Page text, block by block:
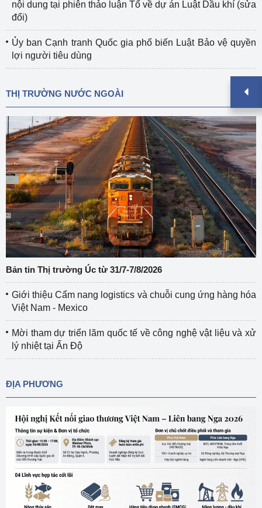
nội dung tại phiên thảo luận Tổ về dự án Luật Dầu khí (sửa
đổi)
Ủy ban Cạnh tranh Quốc gia phổ biến Luật Bảo vệ quyền
lợi người tiêu dùng
THỊ TRƯỜNG NƯỚC NGOÀI
Bản tin Thị trường Úc từ 31/7-7/8/2026
Giới thiệu Cẩm nang logistics và chuỗi cung ứng hàng hóa
Việt Nam - Mexico
Mời tham dự triển lãm quốc tế về công nghệ vật liệu và xử
lý nhiệt tại Ấn Độ
ĐỊA PHƯƠNG